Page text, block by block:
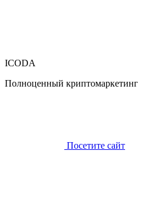
ICODA
Полноценный криптомаркетинг
Посетите сайт